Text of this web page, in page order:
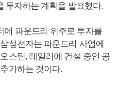
투자하는 계획을 발표했다.
에 파운드리 위주로 투자를
성전자는 파운드리 사업에
스틴, 테일러에 건설 중인 공
가하는 것이다.